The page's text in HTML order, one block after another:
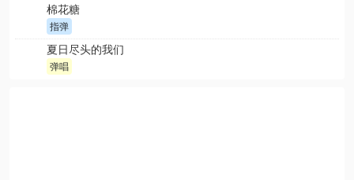
棉花糖
指弹
夏日尽头的我们
弹唱